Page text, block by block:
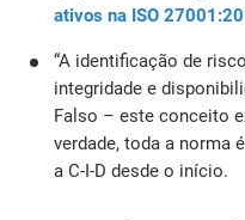
IATF 16949
AS9100
Aeroespacial
Automotiva
ativos na ISO
“A identificação de
integridade e
Falso – este conceito
verdade, toda a norma
a C-I-D desde o início.